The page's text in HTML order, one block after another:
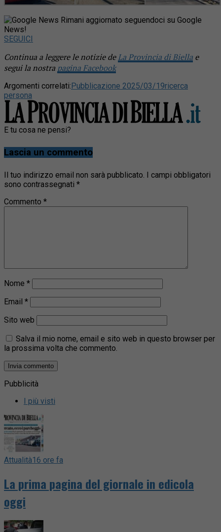
Rimani aggiornato seguendoci su Google
News!
SEGUICI
Continua a leggere le notizie deLa Provincia di Biella e
segui la nostra pagina Facebook
Argomenti correlati: Pubblicazione 2025/03/19ricerca
persona
E tu cosa ne pensi?
Lascia un commento
Il tuo indirizzo email non sarà pubblicato.
I campi obbligatori
sono contrassegnati *
Commento *
Nome *
Email *
Sito web
Salva il mio nome, email e sito web in questo browser per
la prossima volta che commento.
Pubblicità
I più visti
Attualità16 ore fa
La prima pagina del giornale in edicola
oggi